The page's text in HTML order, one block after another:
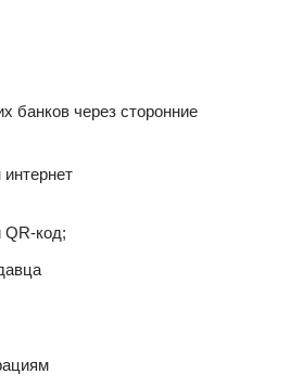
банков через сторонние
код;